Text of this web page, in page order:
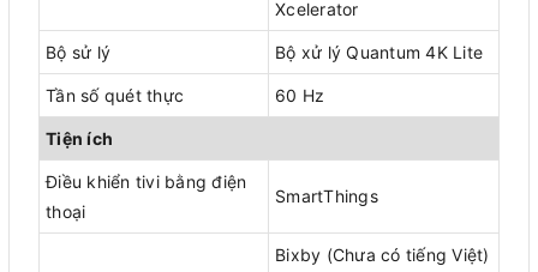
Xcelerator
Bộ sử lý Bộ xử lý Quantum 4K Lite
Tần số quét thực 60 Hz
Tiện ích
Điều khiển tivi bằng điện
thoại
SmartThings
Bixby (Chưa có tiếng Việt)